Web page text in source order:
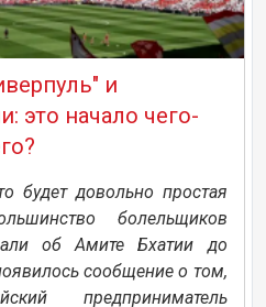
и
это начало чего-
будет довольно простая
болельщиков
об Амите Бхатии до
сообщение о том,
предприниматель